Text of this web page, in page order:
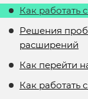
Как работать
Решения
расширений
Как перейти
Как работать